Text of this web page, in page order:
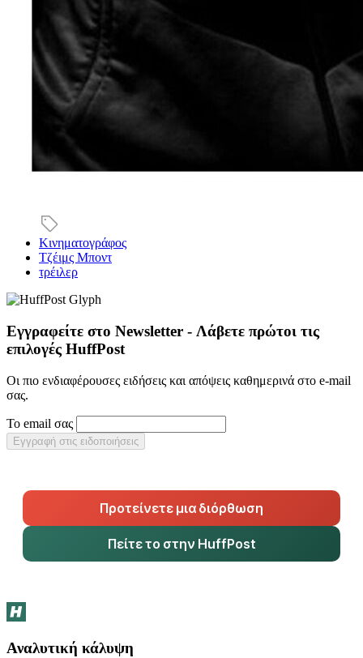
Κινηματογράφος
Τζέιμς Μποντ
τρέιλερ
Εγγραφείτε στο Newsletter - Λάβετε πρώτοι τις
επιλογές HuffPost
Οι πιο ενδιαφέρουσες ειδήσεις και απόψεις καθημερινά στο e-mail
σας.
Το email σας
Εγγραφή στις ειδοποιήσεις
Προτείνετε μια διόρθωση
Πείτε το στην HuffPost
Αναλυτική κάλυψη